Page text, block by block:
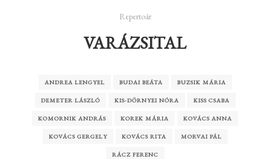
Repertoár
VARÁZSITAL
ANDREA LENGYEL BUDAI BEÁTA BUZSIK MÁRIA
DEMETER LÁSZLÓ KIS-DÖRNYEI NÓRA KISS CSABA
KOMORNIK ANDRÁS KOREK MÁRIA KOVÁCS ANNA
KOVÁCS GERGELY KOVÁCS RITA MORVAI PÁL
RÁCZ FERENC